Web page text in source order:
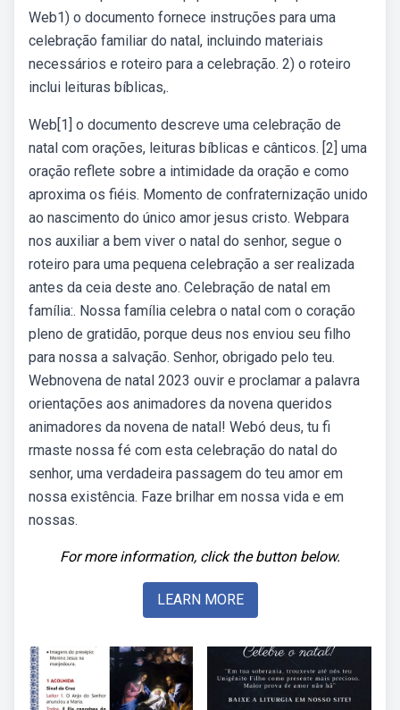
Web1) o documento fornece instruções para uma
celebração familiar do natal, incluindo materiais
necessários e roteiro para a celebração. 2) o roteiro
inclui leituras bíblicas,.
Web[1] o documento descreve uma celebração de
natal com orações, leituras bíblicas e cânticos. [2] uma
oração reflete sobre a intimidade da oração e como
aproxima os fiéis. Momento de confraternização unido
ao nascimento do único amor jesus cristo. Webpara
nos auxiliar a bem viver o natal do senhor, segue o
roteiro para uma pequena celebração a ser realizada
antes da ceia deste ano. Celebração de natal em
família:. Nossa família celebra o natal com o coração
pleno de gratidão, porque deus nos enviou seu filho
para nossa a salvação. Senhor, obrigado pelo teu.
Webnovena de natal 2023 ouvir e proclamar a palavra
orientações aos animadores da novena queridos
animadores da novena de natal! Webó deus, tu fi
rmaste nossa fé com esta celebração do natal do
senhor, uma verdadeira passagem do teu amor em
nossa existência. Faze brilhar em nossa vida e em
nossas.
For more information, click the button below.
LEARN MORE